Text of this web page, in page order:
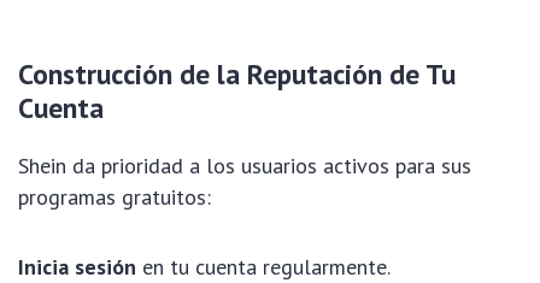
Construcción de la Reputación de Tu
Cuenta
Shein da prioridad a los usuarios activos para sus
programas gratuitos:
Inicia sesión en tu cuenta regularmente.